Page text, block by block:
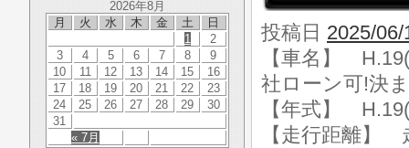
2026年8月
月
火 水 木 金 土 日
« 7月
1
2
3
4 5 6 7 8
9
10
11 12 13 14 15
16
17
18 19 20 21 22
23
24
25 26 27 28 29
30
31
投稿日 2025/06/
【車名】
社ローン可!決
【年式】
【走行距離】